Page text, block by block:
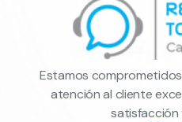
Estamos
atención al cliente
satisfacción